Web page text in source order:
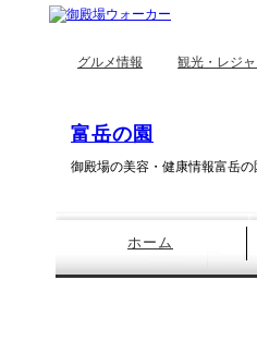
グルメ情報 観光・レジ
富岳の園
御殿場の美容・健康情報富岳の
ホーム